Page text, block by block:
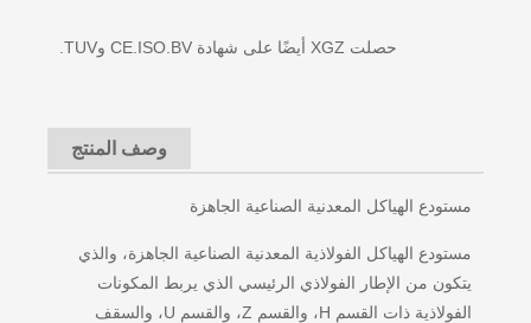
حصلت XGZ أيضًا على شهادة CE.ISO.BV وTUV.
وصف المنتج
مستودع الهياكل المعدنية الصناعية الجاهزة
مستودع الهياكل الفولاذية المعدنية الصناعية الجاهزة، والذي
يتكون من الإطار الفولاذي الرئيسي الذي يربط المكونات
الفولاذية ذات القسم H، والقسم Z، والقسم U، والسقف